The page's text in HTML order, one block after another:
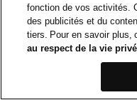
fonction de vos activités.
des publicités et du
tiers. Pour en savoir plus,
au respect de la vie